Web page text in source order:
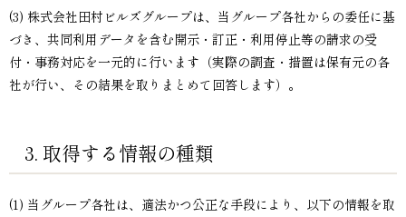
(3) 株式会社田村ビルズグループは、当グループ各社からの委任に基
づき、共同利用データを含む開示・訂正・利用停止等の請求の受
付・事務対応を一元的に行います（実際の調査・措置は保有元の各
社が行い、その結果を取りまとめて回答します）。
3. 取得する情報の種類
(1) 当グループ各社は、適法かつ公正な手段により、以下の情報を取